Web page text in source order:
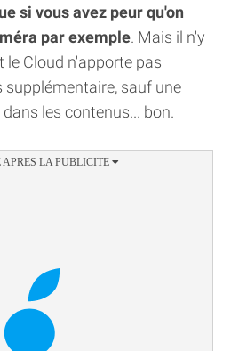
si vous avez peur qu'on
par exemple. Mais il n'y
le Cloud n'apporte pas
sauf une
les contenus... bon.